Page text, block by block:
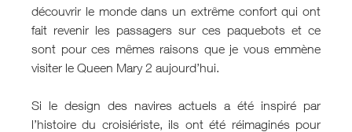
découvrir le monde dans un extrême confort qui ont
fait revenir les passagers sur ces paquebots et ce
sont pour ces mêmes raisons que je vous emmène
visiter le Queen Mary 2 aujourd’hui.
Si le design des navires actuels a été inspiré par
l’histoire du croisiériste, ils ont été réimaginés pour